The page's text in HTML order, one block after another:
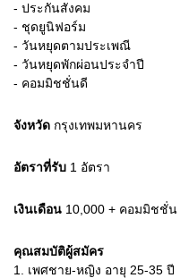
- ประกันสังคม
- ชุดยูนิฟอร์ม
- วันหยุดตามประเพณี
- วันหยุดพักผ่อนประจำปี
- คอมมิชชั่นดี
จังหวัด กรุงเทพมหานคร
อัตราที่รับ 1 อัตรา
เงินเดือน 10,000 + คอมมิชชั่น
คุณสมบัติผู้สมัคร
1.
เพศชาย-หญิง อายุ 25-35 ปี